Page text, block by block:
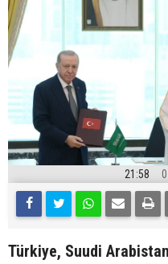
21:58
Türkiye, Suudi